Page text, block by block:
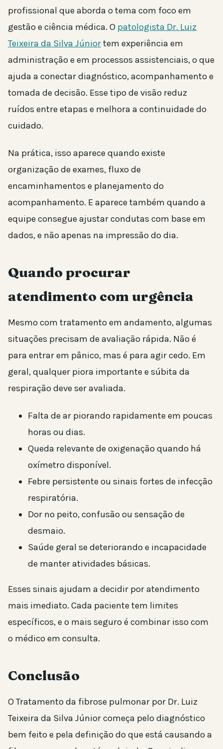
profissional que aborda o tema com foco em
gestão e ciência médica. O patologista Dr. Luiz
Teixeira da Silva Júniortem experiência em
administração e em processos assistenciais, o que
ajuda a conectar diagnóstico, acompanhamento e
tomada de decisão. Esse tipo de visão reduz
ruídos entre etapas e melhora a continuidade do
cuidado.
Na prática, isso aparece quando existe
organização de exames, fluxo de
encaminhamentos e planejamento do
acompanhamento. E aparece também quando a
equipe consegue ajustar condutas com base em
dados, e não apenas na impressão do dia.
Quando procurar
atendimento com urgência
Mesmo com tratamento em andamento, algumas
situações precisam de avaliação rápida. Não é
para entrar em pânico, mas é para agir cedo. Em
geral, qualquer piora importante e súbita da
respiração deve ser avaliada.
Falta de ar piorando rapidamente em poucas
horas ou dias.
Queda relevante de oxigenação quando há
oxímetro disponível.
Febre persistente ou sinais fortes de infecção
respiratória.
Dor no peito, confusão ou sensação de
desmaio.
Saúde geral se deteriorando e incapacidade
de manter atividades básicas.
Esses sinais ajudam a decidir por atendimento
mais imediato. Cada paciente tem limites
específicos, e o mais seguro é combinar isso com
o médico em consulta.
Conclusão
O Tratamento da fibrose pulmonar por Dr. Luiz
Teixeira da Silva Júnior começa pelo diagnóstico
bem feito e pela definição do que está causando a